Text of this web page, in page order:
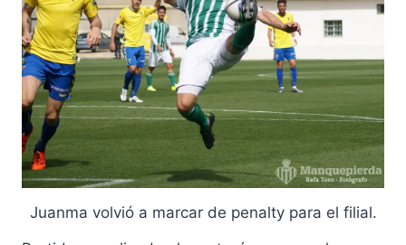
Juanma volvió a marcar de penalty para el filial.